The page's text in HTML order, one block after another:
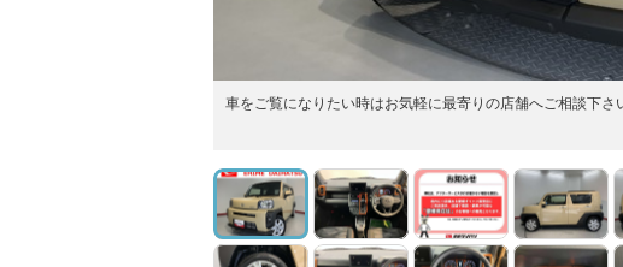
車をご覧になりたい時はお気軽に最寄りの店舗へご相談下さ